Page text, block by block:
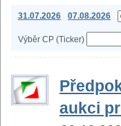
31.07.2026 07.08.2026
Výběr CP (Ticker)
aukci